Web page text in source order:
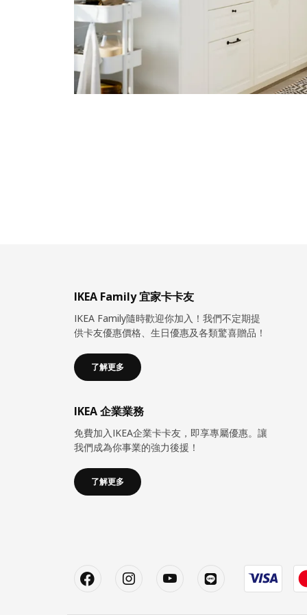
IKEA Family 宜家卡卡友
IKEA Family隨時歡迎你加入！我們不定期提
供卡友優惠價格、生日優惠及各類驚喜贈品！
了解更多
IKEA 企業業務
免費加入IKEA企業卡卡友，即享專屬優惠。讓
我們成為你事業的強力後援！
了解更多